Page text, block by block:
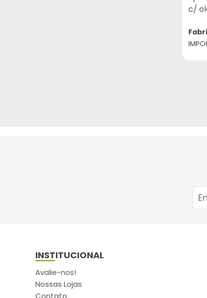
AXE (2)
AYMORE (4)
BABY SEC (6)
c/
INSTITUCIONAL
Avalie-nos!
Nossas Lojas
Contato